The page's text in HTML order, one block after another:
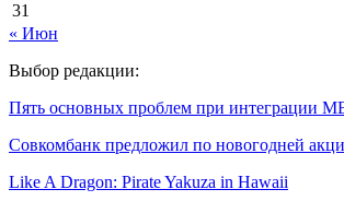
31
« Июн
Выбор редакции:
Пять основных проблем при интеграции
Совкомбанк предложил по новогодней
Like A Dragon: Pirate Yakuza in Hawaii